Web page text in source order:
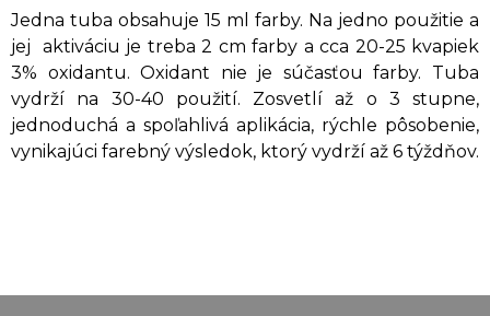
Jedna tuba obsahuje 15 ml farby. Na jedno použitie a
jej aktiváciu je treba 2 cm farby a cca 20-25 kvapiek
3% oxidantu. Oxidant nie je súčasťou farby. Tuba
vydrží na 30-40 použití. Zosvetlí až o 3 stupne,
jednoduchá a spoľahlivá aplikácia, rýchle pôsobenie,
vynikajúci farebný výsledok, ktorý vydrží až 6 týždňov.